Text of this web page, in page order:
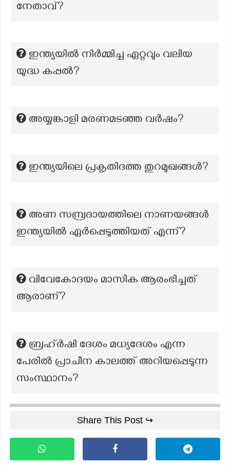
നേതാവ്?
ഇന്ത്യയിൽ നിർമ്മിച്ച ഏറ്റവും വലിയ
യുദ്ധ കപ്പൽ?
അയ്യങ്കാളി മരണമടഞ്ഞ വർഷം?
ഇന്ത്യയിലെ പ്രകൃതിദത്ത തുറമുഖങ്ങൾ?
അണ സമ്പ്രദായത്തിലെ നാണയങ്ങൾ
ഇന്ത്യയിൽ ഏർപ്പെടുത്തിയത് എന്ന്?
വിവേകോദയം മാസിക ആരംഭിച്ചത്
ആരാണ്?
ബ്രഹ്‌ർഷി ദേശം മധ്യദേശം എന്ന
പേരിൽ പ്രാചീന കാലത്ത് അറിയപ്പെടുന്ന
സംസ്ഥാനം?
Share This Post ↪